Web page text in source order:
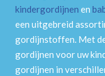
kindergordijnen en
een uitgebreid
gordijnstoffen. Met
gordijnen voor uw
gordijnen in